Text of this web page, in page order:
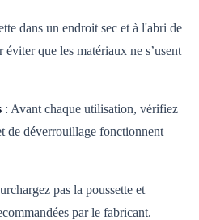
dans un endroit sec et à l'abri de
que les matériaux ne s’usent
: Avant chaque utilisation, vérifiez
de déverrouillage fonctionnent
pas la poussette et
par le fabricant.